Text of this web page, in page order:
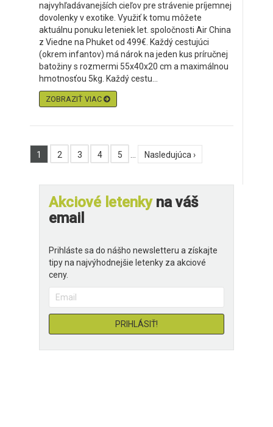
najvyhľadávanejších cieľov pre strávenie príjemnej
dovolenky v exotike. Využiť k tomu môžete
aktuálnu ponuku leteniek let. spoločnosti Air China
z Viedne na Phuket od 499€. Každý cestujúci
(okrem infantov) má nárok na jeden kus príručnej
batožiny s rozmermi 55x40x20 cm a maximálnou
hmotnosťou 5kg. Každý cestu...
ZOBRAZIŤ VIAC
1 2 3 4 5 Nasledujúca ›
Akciové letenkyna váš
email
Prihláste sa do nášho newsletteru a získajte
tipy na najvýhodnejšie letenky za akciové
ceny.